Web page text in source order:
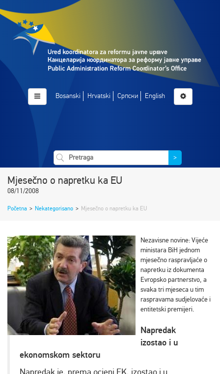
Bosanski Hrvatski Српски English
>
Mjesečno o napretku ka EU
08/11/2008
Početna > Nekategorisano > Mjesečno o napretku ka EU
Nezavisne novine: Vijeće
ministara BiH jednom
mjesečno raspravljaće o
napretku iz dokumenta
Evropsko partnerstvo, a
svaka tri mjeseca u tim
raspravama sudjelovaće i
entitetski premijeri.
Napredak
izostao i u
ekonomskom sektoru